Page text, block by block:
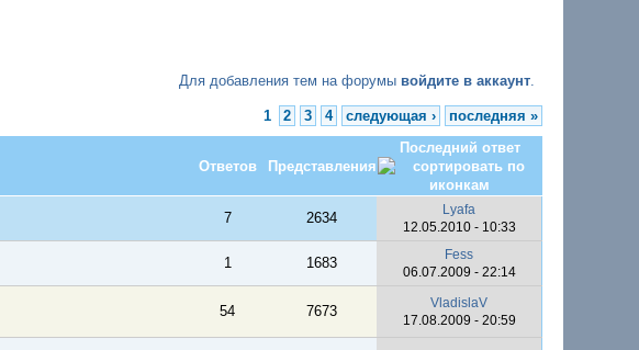
Для добавления тем на форумы войдите в аккаунт.
1 2 3 4 следующая › последняя »
Ответов Представления
Последний ответ
7 2634
Lyafa
12.05.2010 - 10:33
1 1683
Fess
06.07.2009 - 22:14
54 7673
VladislaV
17.08.2009 - 20:59